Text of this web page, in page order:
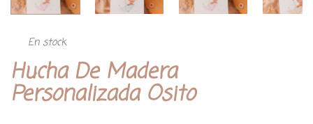
En stock
Hucha De Madera
Personalizada Osito